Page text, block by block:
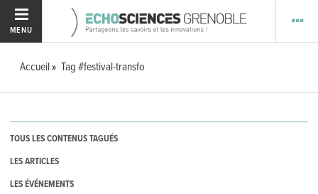
MENU
Accueil Tag #festival-transfo
TOUS LES CONTENUS TAGUÉS
LES ARTICLES
LES ÉVÉNEMENTS